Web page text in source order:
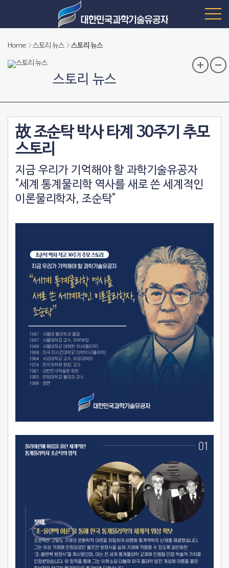
Home 스토리 뉴스 스토리 뉴스
스토리 뉴스
故 조순탁 박사 타계 30주기 추모
스토리
지금 우리가 기억해야 할 과학기술유공자
"세계 통계물리학 역사를 새로 쓴 세계적인
이론물리학자, 조순탁"